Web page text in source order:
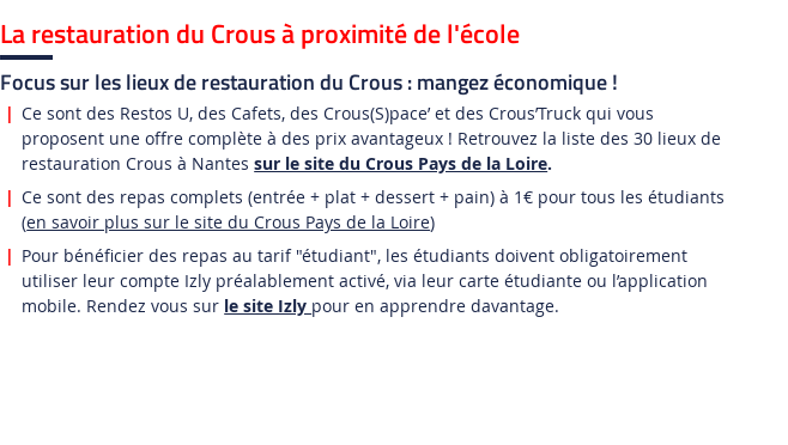
La restauration du Crous à proximité de l'école
Focus sur les lieux de restauration du Crous : mangez économique !
Ce sont des Restos U, des Cafets, des Crous(S)pace’ et des Crous’Truck qui vous
proposent une offre complète à des prix avantageux ! Retrouvez la liste des 30 lieux de
restauration Crous à Nantessur le site du Crous Pays de la Loire.
Ce sont des repas complets (entrée + plat + dessert + pain) à 1€ pour tous les étudiants
(en savoir plus sur le site du Crous Pays de la Loire)
Pour bénéficier des repas au tarif "étudiant", les étudiants doivent obligatoirement
utiliser leur compte Izly préalablement activé, via leur carte étudiante ou l’application
mobile. Rendez vous sur le site Izly pour en apprendre davantage.